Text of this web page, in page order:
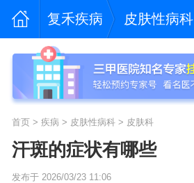
复禾疾病 皮肤性病科
首页> 疾病 > 皮肤性病科> 皮肤科
汗斑的症状有哪些
发布于 2026/03/23 11:06